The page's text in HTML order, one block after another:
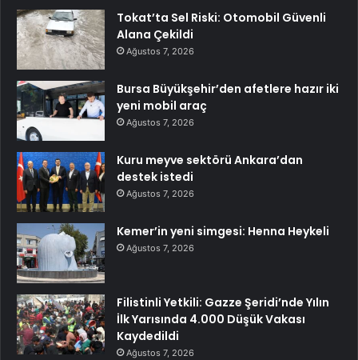
Tokat’ta Sel Riski: Otomobil Güvenli
Alana Çekildi
Ağustos 7, 2026
Bursa Büyükşehir’den afetlere hazır iki
yeni mobil araç
Ağustos 7, 2026
Kuru meyve sektörü Ankara’dan
destek istedi
Ağustos 7, 2026
Kemer’in yeni simgesi: Henna Heykeli
Ağustos 7, 2026
Filistinli Yetkili: Gazze Şeridi’nde Yılın
İlk Yarısında 4.000 Düşük Vakası
Kaydedildi
Ağustos 7, 2026